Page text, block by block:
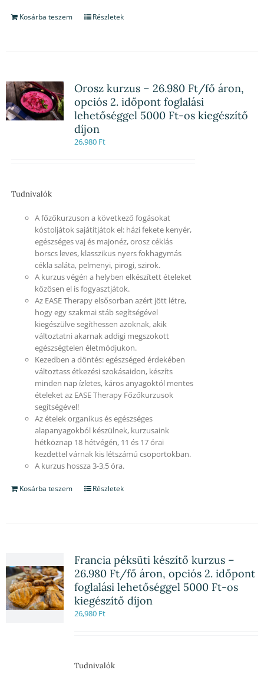
Kosárba teszem Részletek
Orosz kurzus – 26.980 Ft/fő áron,
opciós 2. időpont foglalási
lehetőséggel 5000 Ft-os kiegészítő
díjon
26,980 Ft
Tudnivalók
A főzőkurzuson a következő fogásokat
kóstoljátok sajátítjátok el: házi fekete kenyér,
egészséges vaj és majonéz, orosz céklás
borscs leves, klasszikus nyers fokhagymás
cékla saláta, pelmenyi, pirogi, szirok.
A kurzus végén a helyben elkészített ételeket
közösen el is fogyasztjátok.
Az EASE Therapy elsősorban azért jött létre,
hogy egy szakmai stáb segítségével
kiegészülve segíthessen azoknak, akik
változtatni akarnak addigi megszokott
egészségtelen életmódjukon.
Kezedben a döntés: egészséged érdekében
változtass étkezési szokásaidon, készíts
minden nap ízletes, káros anyagoktól mentes
ételeket az EASE Therapy Főzőkurzusok
segítségével!
Az ételek organikus és egészséges
alapanyagokból készülnek, kurzusaink
hétköznap 18 hétvégén, 11 és 17 órai
kezdettel várnak kis létszámú csoportokban.
A kurzus hossza 3-3,5 óra.
Kosárba teszem Részletek
Francia péksüti készítő kurzus –
26.980 Ft/fő áron, opciós 2. időpont
foglalási lehetőséggel 5000 Ft-os
kiegészítő díjon
26,980 Ft
Tudnivalók